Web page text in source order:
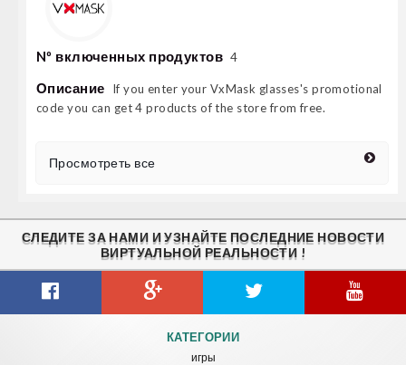
Nº включенных продуктов 4
Описание
If you enter your VxMask glasses's promotional
code you can get 4 products of the store from free.
Просмотреть все
СЛЕДИТЕ ЗА НАМИ И УЗНАЙТЕ ПОСЛЕДНИЕ НОВОСТИ
ВИРТУАЛЬНОЙ РЕАЛЬНОСТИ !
КАТЕГОРИИ
игры